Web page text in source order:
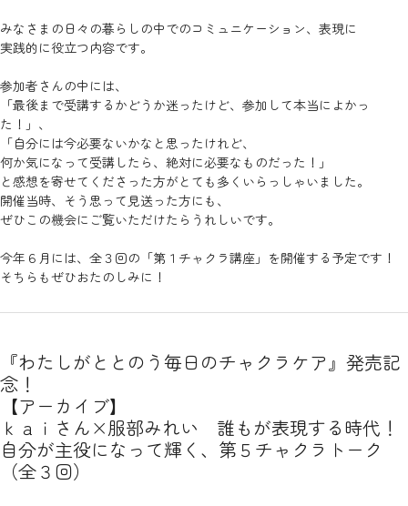
みなさまの日々の暮らしの中でのコミュニケーション、表現に
実践的に役立つ内容です。
参加者さんの中には、
「最後まで受講するかどうか迷ったけど、参加して本当によかっ
た！」、
「自分には今必要ないかなと思ったけれど、
何か気になって受講したら、絶対に必要なものだった！」
と感想を寄せてくださった方がとても多くいらっしゃいました。
開催当時、そう思って見送った方にも、
ぜひこの機会にご覧いただけたらうれしいです。
今年６月には、全３回の「第１チャクラ講座」を開催する予定です！
そちらもぜひおたのしみに！
『わたしがととのう毎日のチャクラケア』発売記
念！
【アーカイブ】
ｋａｉさん×服部みれい 誰もが表現する時代！
自分が主役になって輝く、第５チャクラトーク
（全３回）